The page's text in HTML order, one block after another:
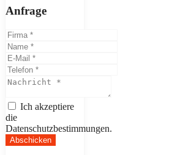
Anfrage
Ich akzeptiere
die
Datenschutzbestimmungen.
Abschicken